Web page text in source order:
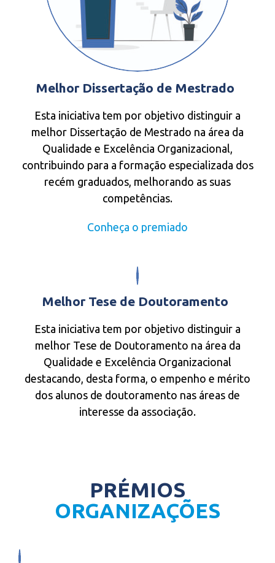
Melhor Dissertação de Mestrado
Esta iniciativa tem por objetivo distinguir a
melhor Dissertação de Mestrado na área da
Qualidade e Excelência Organizacional,
contribuindo para a formação especializada dos
recém graduados, melhorando as suas
competências.
Conheça o premiado
Melhor Tese de Doutoramento
Esta iniciativa tem por objetivo distinguir a
melhor Tese de Doutoramento na área da
Qualidade e Excelência Organizacional
destacando, desta forma, o empenho e mérito
dos alunos de doutoramento nas áreas de
interesse da associação.
PRÉMIOS
ORGANIZAÇÕES